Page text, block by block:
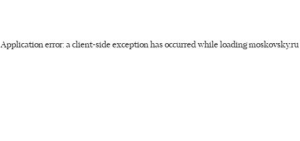
Application error: a client-side exception has occurred while loadingmoskovsky.ru